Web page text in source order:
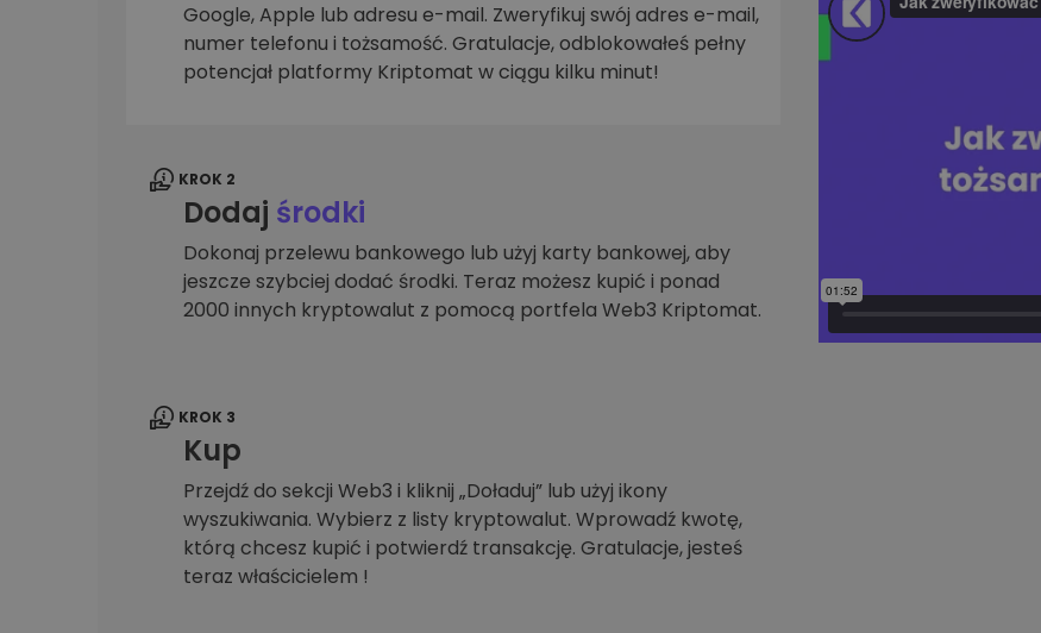
Explorer inwestycji
Znajdź swoją strategię kryptowalut
Google, Apple lub adresu e-mail. Zweryfikuj swój adres e-mail,
numer telefonu i tożsamość. Gratulacje, odblokowałeś pełny
potencjał platformy Kriptomat w ciągu kilku minut!
KROK 2
Dodaj środki
Dokonaj przelewu bankowego lub użyj karty bankowej, aby
jeszcze szybciej dodać środki. Teraz możesz kupić i ponad
2000 innych kryptowalut z pomocą portfela Web3 Kriptomat.
KROK 3
Kup
Przejdź do sekcji Web3 i kliknij „Doładuj” lub użyj ikony
wyszukiwania. Wybierz z listy kryptowalut. Wprowadź kwotę,
którą chcesz kupić i potwierdź transakcję. Gratulacje, jesteś
teraz właścicielem !